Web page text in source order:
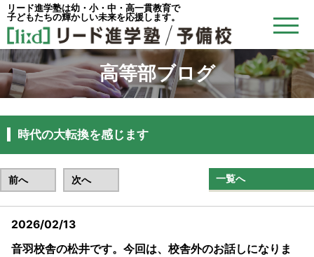
リード進学塾は幼・小・中・高一貫教育で
子どもたちの輝かしい未来を応援します。
高等部ブログ
時代の大転換を感じます
前へ 次へ 一覧へ
2026/02/13
音羽校舎の松井です。今回は、校舎外のお話しになりま